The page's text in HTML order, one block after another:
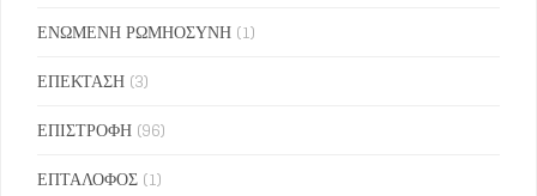
ΕΝΩΜΕΝΗ ΡΩΜΗΟΣΥΝΗ (1)
ΕΠΕΚΤΑΣΗ (3)
ΕΠΙΣΤΡΟΦΗ (96)
ΕΠΤΑΛΟΦΟΣ (1)